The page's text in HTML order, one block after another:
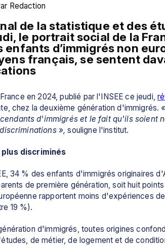
Redaction
de la statistique et des
le portrait social de la
enfants d’immigrés non
français, se sentent
en 2024, publié par l'INSEE ce jeudi,
chez la deuxième génération d'immigrés.
d'immigrés et le fait qu'ils soient
», souligne l'institut.
discriminés
34 % des enfants d'immigrés originaires
de première génération, soit huit
rapportent moins d'expériences
19 %).
d'immigrés, toutes origines
de métier, de logement et de